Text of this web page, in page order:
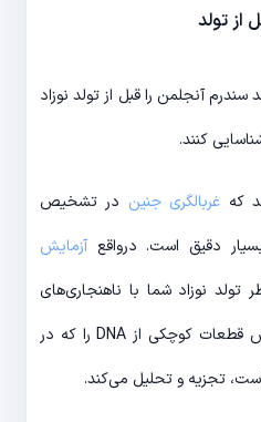
تولد
آنجلمن را قبل از تولد نوزاد
کنند.
که غربالگری جنین در تشخیص
دقیق است. درواقع آزمایش
تولد نوزاد شما با ناهنجاری‌های
ژنتیکی خاص است. این آزمایش قطعات کوچکی از DNA را که در
تجزیه و تحلیل می‌کند.